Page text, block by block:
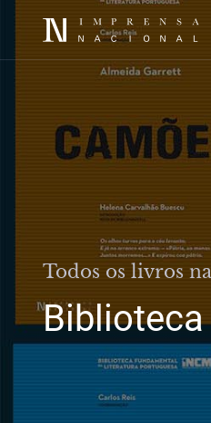
Todos os livros